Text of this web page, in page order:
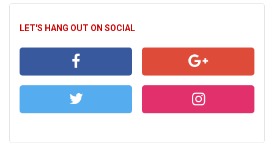
LET'S HANG OUT ON SOCIAL